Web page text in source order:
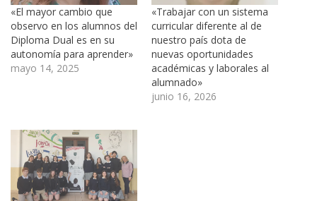
«El mayor cambio que
observo en los alumnos del
Diploma Dual es en su
autonomía para aprender»
mayo 14, 2025
«Trabajar con un sistema
curricular diferente al de
nuestro país dota de
nuevas oportunidades
académicas y laborales al
alumnado»
junio 16, 2026